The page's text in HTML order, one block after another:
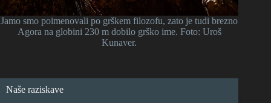
Jamo smo poimenovali po grškem filozofu, zato je tudi brezno
Agora na globini 230 m dobilo grško ime. Foto: Uroš
Kunaver.
Naše raziskave